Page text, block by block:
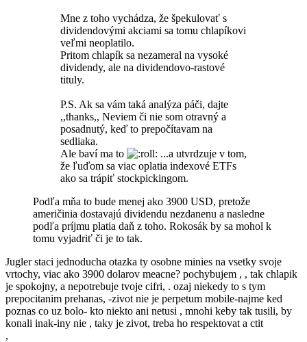
Mne z toho vychádza, že špekulovať s
dividendovými akciami sa tomu chlapíkovi
veľmi neoplatilo.
Pritom chlapík sa nezameral na vysoké
dividendy, ale na dividendovo-rastové
tituly.
P.S. Ak sa vám taká analýza páči, dajte
,,thanks,, Neviem či nie som otravný a
posadnutý, keď to prepočítavam na
sedliaka.
Ale baví ma to
...a utvrdzuje v tom,
že ľuďom sa viac oplatia indexové ETFs
ako sa trápiť stockpickingom.
Podľa mňa to bude menej ako 3900 USD, pretože
američinia dostavajú dividendu nezdanenu a nasledne
podľa príjmu platia daň z toho. Rokosák by sa mohol k
tomu vyjadriť či je to tak.
Jugler staci jednoducha otazka ty osobne minies na vsetky svoje
vrtochy, viac ako 3900 dolarov meacne? pochybujem , , tak chlapik
je spokojny, a nepotrebuje tvoje cifri, . ozaj niekedy to s tym
prepocitanim prehanas, -zivot nie je perpetum mobile-najme ked
poznas co uz bolo- kto niekto ani netusi , mnohi keby tak tusili, by
konali inak-iny nie , taky je zivot, treba ho respektovat a ctit
,